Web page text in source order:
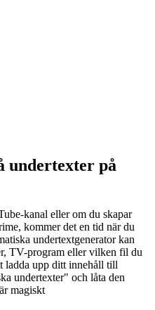
undertexter på
kanal eller om du skapar
kommer det en tid när du
undertextgenerator kan
TV-program eller vilken fil du
ladda upp ditt innehåll till
undertexter" och låta den
magiskt